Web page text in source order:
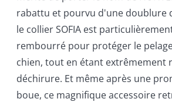
rabattu et pourvu d'une doublure
le collier SOFIA est
rembourré pour protéger le
chien, tout en étant extrêmement
déchirure. Et même après une
boue, ce magnifique accessoire